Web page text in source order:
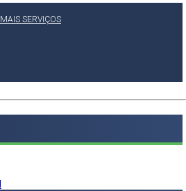
MAIS SERVIÇOS